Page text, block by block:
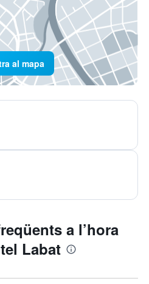
al mapa
a l’hora
Labat